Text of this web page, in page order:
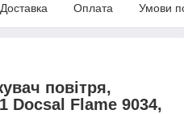
Доставка Оплата Умови
повітря,
Docsal Flame 9034,